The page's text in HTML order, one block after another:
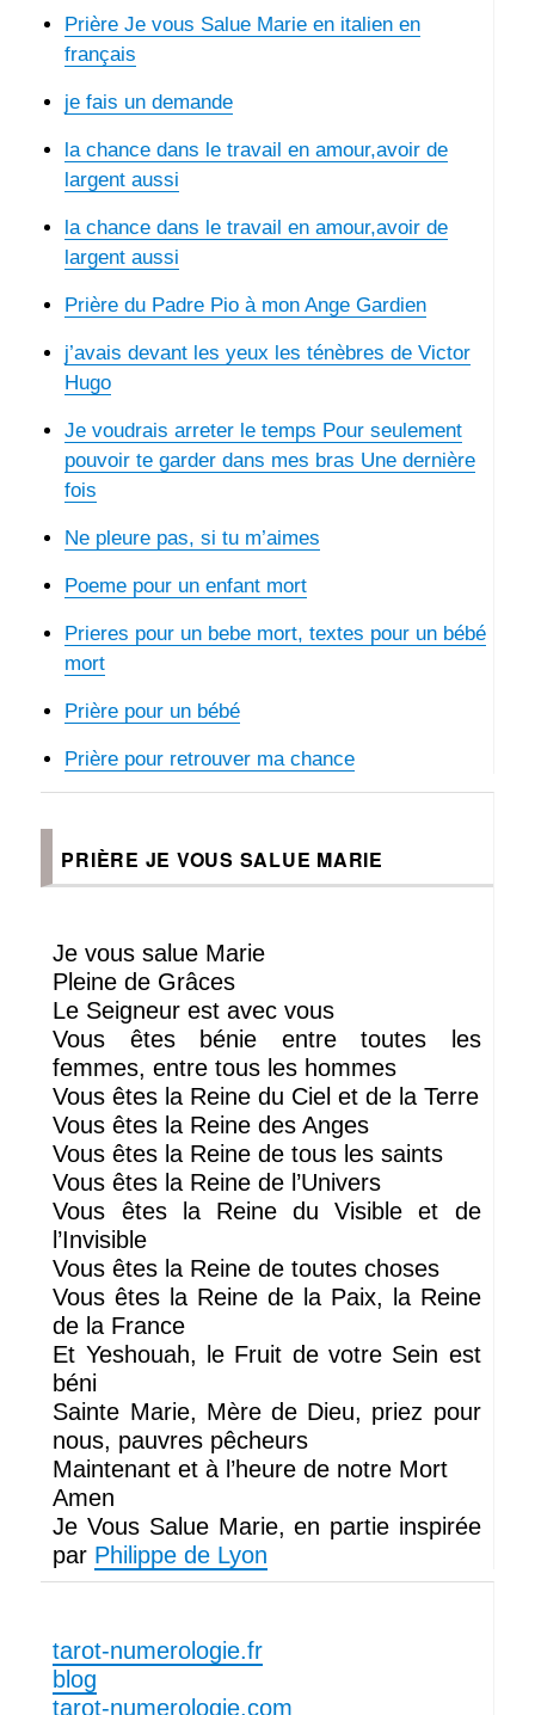
Prière Je vous Salue Marie en italien en
français
je fais un demande
la chance dans le travail en amour,avoir de
largent aussi
la chance dans le travail en amour,avoir de
largent aussi
Prière du Padre Pio à mon Ange Gardien
j’avais devant les yeux les ténèbres de Victor
Hugo
Je voudrais arreter le temps Pour seulement
pouvoir te garder dans mes bras Une dernière
fois
Ne pleure pas, si tu m’aimes
Poeme pour un enfant mort
Prieres pour un bebe mort, textes pour un bébé
mort
Prière pour un bébé
Prière pour retrouver ma chance
PRIÈRE JE VOUS SALUE MARIE
Je vous salue Marie
Pleine de Grâces
Le Seigneur est avec vous
Vous êtes bénie entre toutes les
femmes, entre tous les hommes
Vous êtes la Reine du Ciel et de la Terre
Vous êtes la Reine des Anges
Vous êtes la Reine de tous les saints
Vous êtes la Reine de l’Univers
Vous êtes la Reine du Visible et de
l’Invisible
Vous êtes la Reine de toutes choses
Vous êtes la Reine de la Paix, la Reine
de la France
Et Yeshouah, le Fruit de votre Sein est
béni
Sainte Marie, Mère de Dieu, priez pour
nous, pauvres pêcheurs
Maintenant et à l’heure de notre Mort
Amen
Je Vous Salue Marie, en partie inspirée
par Philippe de Lyon
tarot-numerologie.fr
blog
tarot-numerologie.com